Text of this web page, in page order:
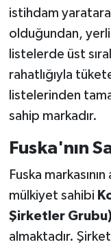
istihdam
olduğundan,
listelerde üst
rahatlığıyla
listelerinden
sahip markadır.
Fuska'nın
Fuska
mülkiyet sahibi
Şirketler
almaktadır.